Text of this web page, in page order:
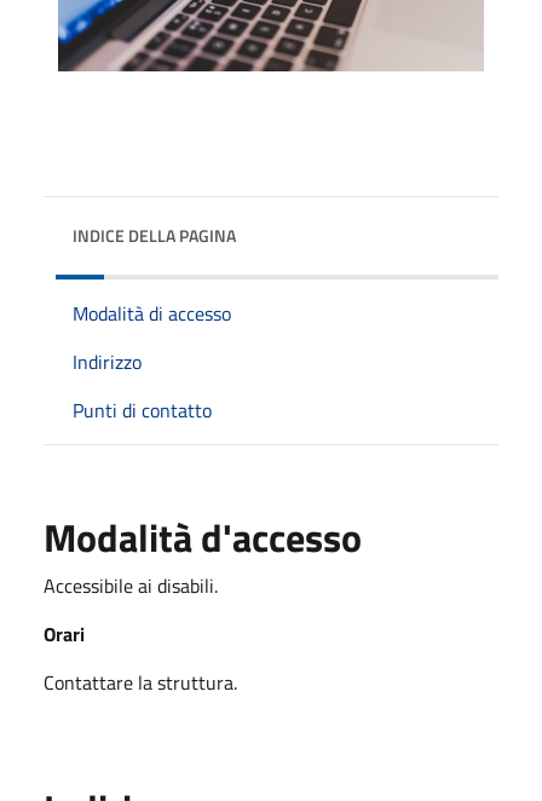
INDICE DELLA PAGINA
Modalità di accesso
Indirizzo
Punti di contatto
Modalità d'accesso
Accessibile ai disabili.
Orari
Contattare la struttura.